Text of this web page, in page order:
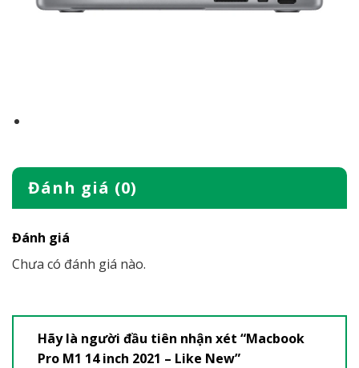
Đánh giá (0)
Đánh giá
Chưa có đánh giá nào.
Hãy là người đầu tiên nhận xét “Macbook
Pro M1 14 inch 2021 – Like New”